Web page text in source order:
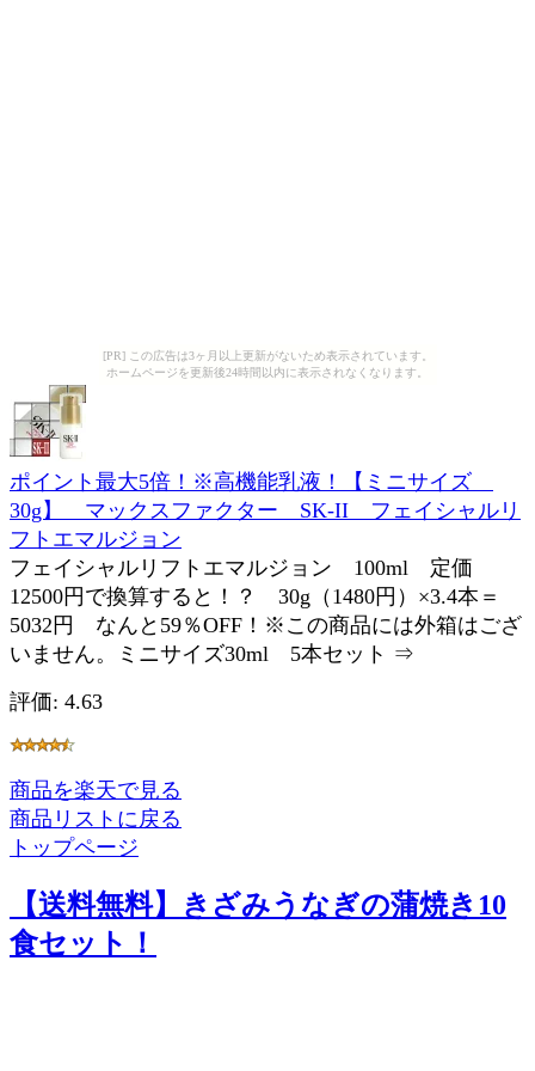
[PR] この広告は3ヶ月以上更新がないため表示されています。
ホームページを更新後24時間以内に表示されなくなります。
ポイント最大5倍！※高機能乳液！【ミニサイズ
30g】 マックスファクター SK-II フェイシャルリ
フトエマルジョン
フェイシャルリフトエマルジョン 100ml 定価
12500円で換算すると！？ 30g（1480円）×3.4本＝
5032円 なんと59％OFF！※この商品には外箱はござ
いません。ミニサイズ30ml 5本セット ⇒
評価: 4.63
商品を楽天で見る
商品リストに戻る
トップページ
【送料無料】きざみうなぎの蒲焼き10
食セット！